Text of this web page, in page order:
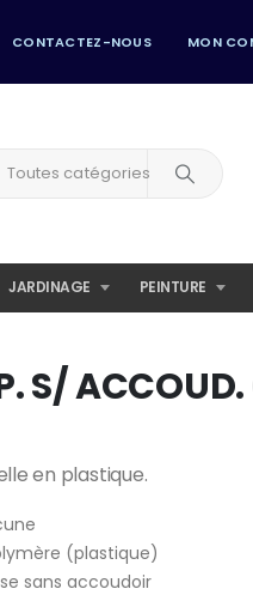
CONTACTEZ-NOUS MON
Toutes catégories
JARDINAGE PEINTURE
S/ ACCOUD.
en plastique.
(plastique)
sans accoudoir